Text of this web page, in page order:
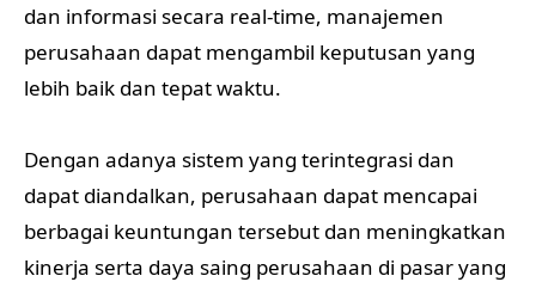
dan informasi secara real-time, manajemen
perusahaan dapat mengambil keputusan yang
lebih baik dan tepat waktu.
Dengan adanya sistem yang terintegrasi dan
dapat diandalkan, perusahaan dapat mencapai
berbagai keuntungan tersebut dan meningkatkan
kinerja serta daya saing perusahaan di pasar yang